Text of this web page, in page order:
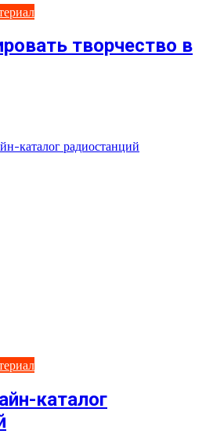
творчество в
каталог